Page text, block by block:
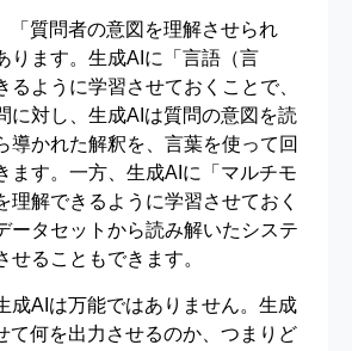
「質問者の意図を理解させられ
ります。生成AIに「言語（言
るように学習させておくことで、
に対し、生成AIは質問の意図を読
導かれた解釈を、言葉を使って回
ます。一方、生成AIに「マルチモ
理解できるように学習させておく
ータセットから読み解いたシステ
せることもできます。
成AIは万能ではありません。生成
て何を出力させるのか、つまりど